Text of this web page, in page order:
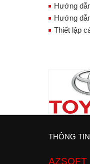
Hướng
Hướng
Thiết lập
THÔNG
AZSOFT